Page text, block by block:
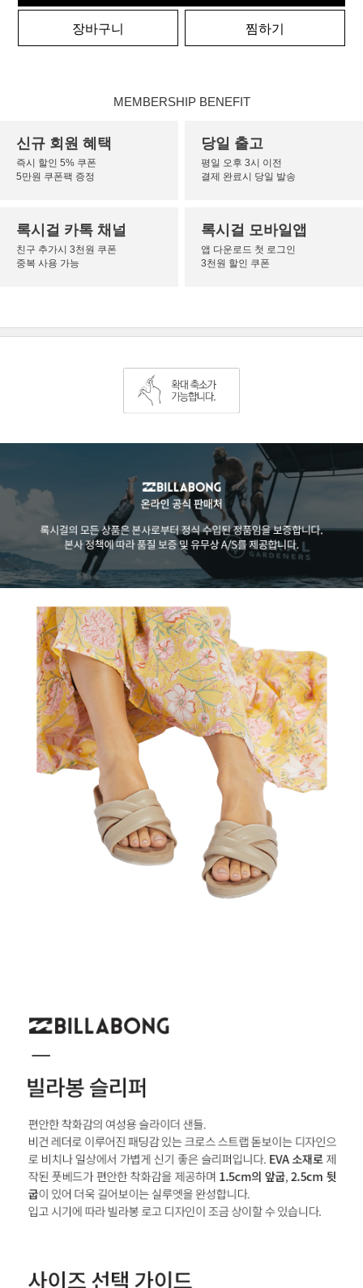
장바구니 찜하기
MEMBERSHIP BENEFIT
신규 회원 혜택
즉시 할인 5% 쿠폰
5만원 쿠폰팩 증정
당일 출고
평일 오후 3시 이전
결제 완료시 당일 발송
록시걸 카톡 채널
친구 추가시 3천원 쿠폰
중복 사용 가능
록시걸 모바일앱
앱 다운로드 첫 로그인
3천원 할인 쿠폰